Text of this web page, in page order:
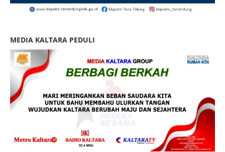
MEDIA KALTARA PEDULI